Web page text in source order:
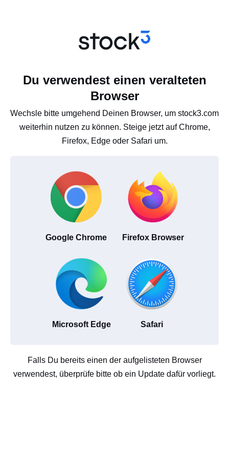
Du verwendest einen veralteten
Browser
Wechsle bitte umgehend Deinen Browser, um stock3.com
weiterhin nutzen zu können. Steige jetzt auf Chrome,
Firefox, Edge oder Safari um.
Google Chrome Firefox Browser
Microsoft Edge Safari
Falls Du bereits einen der aufgelisteten Browser
verwendest, überprüfe bitte ob ein Update dafür vorliegt.